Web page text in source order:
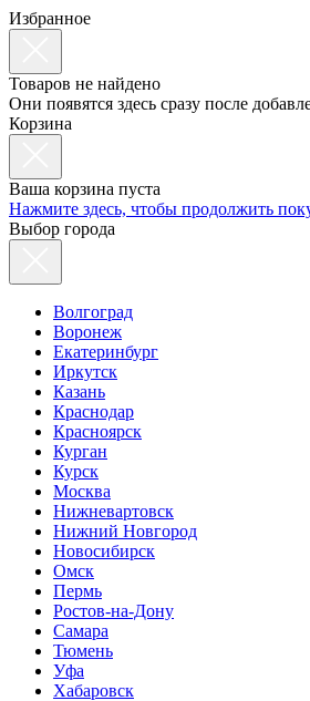
Избранное
Товаров не найдено
Они появятся здесь сразу после
Корзина
Ваша корзина пуста
Нажмите здесь, чтобы продолжить
Выбор города
Волгоград
Воронеж
Екатеринбург
Иркутск
Казань
Краснодар
Красноярск
Курган
Курск
Москва
Нижневартовск
Нижний Новгород
Новосибирск
Омск
Пермь
Ростов-на-Дону
Самара
Тюмень
Уфа
Хабаровск